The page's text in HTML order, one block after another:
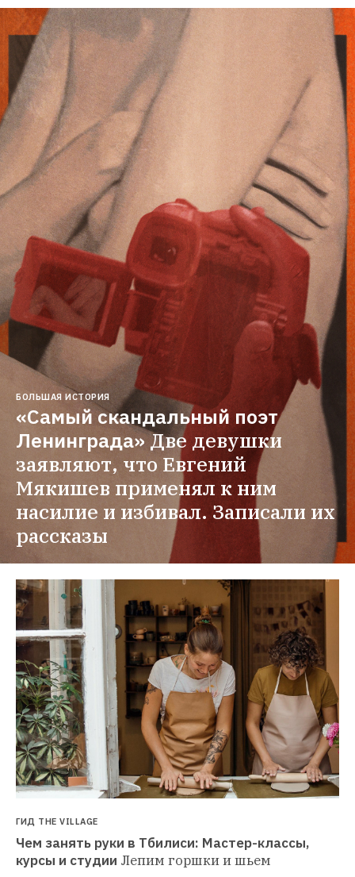
БОЛЬШАЯ ИСТОРИЯ
«Самый скандальный поэт
Ленинграда»Две девушки
заявляют, что Евгений
Мякишев применял к ним
насилие и избивал. Записали их
рассказы
ГИД THE VILLAGE
Чем занять руки в Тбилиси: Мастер-классы,
курсы и студии Лепим горшки и шьем